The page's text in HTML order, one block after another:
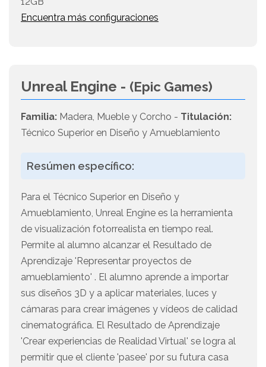
Encuentra más configuraciones
Unreal Engine - (Epic Games)
Familia: Madera, Mueble y Corcho - Titulación:
Técnico Superior en Diseño y Amueblamiento
Resúmen específico:
Para el Técnico Superior en Diseño y
Amueblamiento, Unreal Engine es la herramienta
de visualización fotorrealista en tiempo real.
Permite al alumno alcanzar el Resultado de
Aprendizaje 'Representar proyectos de
amueblamiento' . El alumno aprende a importar
sus diseños 3D y a aplicar materiales, luces y
cámaras para crear imágenes y vídeos de calidad
cinematográfica. El Resultado de Aprendizaje
'Crear experiencias de Realidad Virtual' se logra al
permitir que el cliente 'pasee' por su futura casa